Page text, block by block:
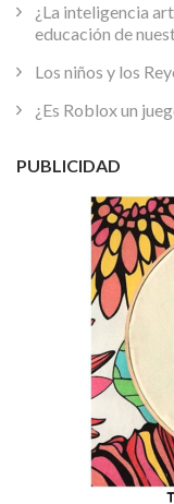
¿La inteligencia
educación de
Los niños y los
¿Es Roblox un
PUBLICIDAD